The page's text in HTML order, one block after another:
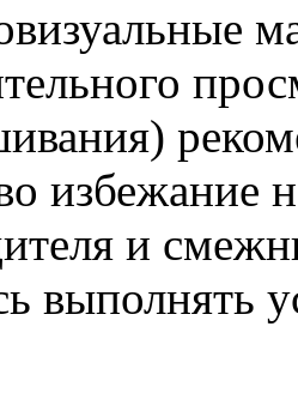
избежание
и
выполнять